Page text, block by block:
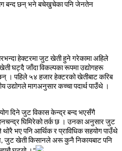
बन्दछन्भनेबचेखुचेकापनिजेनतेन
हेक्टरमाजुटखेतीहुनेगरेकामाअहिले
घट्दैजाँदाविकल्पकारूपमाउद्योगहरू
। पहिले ५४ हजारहेक्टरकोखेतीबाटकरिब
उद्योगलेमागअनुसारकच्चापदार्थपाउँथे ।
दिनेजुटविकासकेन्द्रबन्दभएसँगै
घिमिरेकोतर्कछ । उनकाअनुसारजुट
थोरैभएपनिआर्थिकरप्राविधिकसहयोगपाउँथे
,जुटखेतीकिसानलेअरूकुनैनिकायबाटपनि